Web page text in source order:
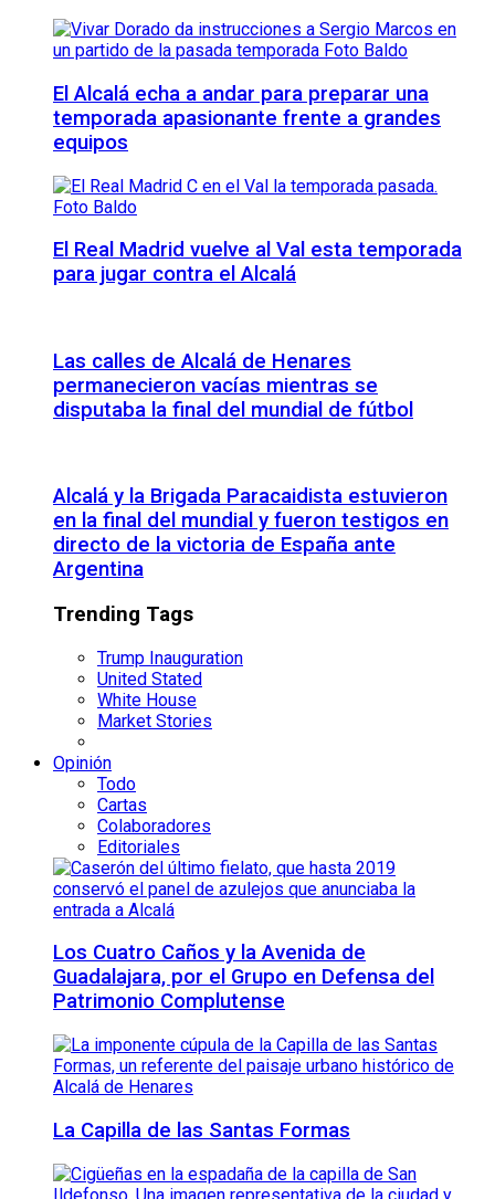
El Alcalá echa a andar para preparar una
temporada apasionante frente a grandes
equipos
El Real Madrid vuelve al Val esta temporada
para jugar contra el Alcalá
Las calles de Alcalá de Henares
permanecieron vacías mientras se
disputaba la final del mundial de fútbol
Alcalá y la Brigada Paracaidista estuvieron
en la final del mundial y fueron testigos en
directo de la victoria de España ante
Argentina
Trending Tags
Trump Inauguration
United Stated
White House
Market Stories
Opinión
Todo
Cartas
Colaboradores
Editoriales
Los Cuatro Caños y la Avenida de
Guadalajara, por el Grupo en Defensa del
Patrimonio Complutense
La Capilla de las Santas Formas